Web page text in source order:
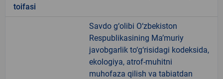
toifasi
Savdo g‘olibi O‘zbekiston
Respublikasining Ma’muriy
javobgarlik to‘g‘risidagi kodeksida,
ekologiya, atrof-muhitni
muhofaza qilish va tabiatdan